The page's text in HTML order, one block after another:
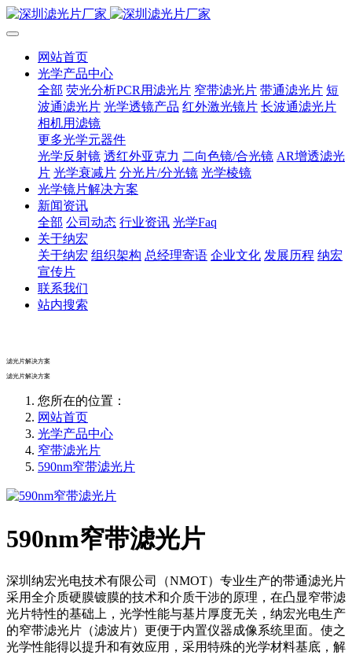
网站首页
光学产品中心
全部 荧光分析PCR用滤光片 窄带滤光片 带通滤光片 短
波通滤光片 光学透镜产品 红外激光镜片 长波通滤光片
相机用滤镜
更多光学元器件
光学反射镜 透红外亚克力 二向色镜/合光镜 AR增透滤光
片 光学衰减片 分光片/分光镜 光学棱镜
光学镜片解决方案
新闻资讯
全部 公司动态 行业资讯 光学Faq
关于纳宏
关于纳宏 组织架构 总经理寄语 企业文化 发展历程 纳宏
宣传片
联系我们
站内搜索
滤光片解决方案
滤光片解决方案
您所在的位置：
网站首页
光学产品中心
窄带滤光片
590nm窄带滤光片
590nm窄带滤光片
深圳纳宏光电技术有限公司（NMOT）专业生产的带通滤光片
采用全介质硬膜镀膜的技术和介质干涉的原理，在凸显窄带滤
光片特性的基础上，光学性能与基片厚度无关，纳宏光电生产
的窄带滤光片（滤波片）更便于内置仪器成像系统里面。使之
光学性能得以提升和有效应用，采用特殊的光学材料基底，解